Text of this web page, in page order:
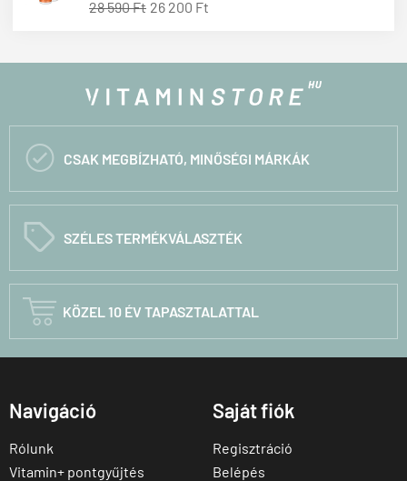
28 590 Ft 26 200 Ft
 CSAK MEGBÍZHATÓ, MINŐSÉGI MÁRKÁK
C SZÉLES TERMÉKVÁLASZTÉK
 KÖZEL 10 ÉV TAPASZTALATTAL
Navigáció
Rólunk
Vitamin+ pontgyűjtés
Saját fiók
Regisztráció
Belépés